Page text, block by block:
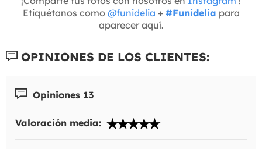
Etiquétanos como @funidelia + #Funidelia para
aparecer aquí.
OPINIONES DE LOS CLIENTES:
Opiniones 13
Valoración media: